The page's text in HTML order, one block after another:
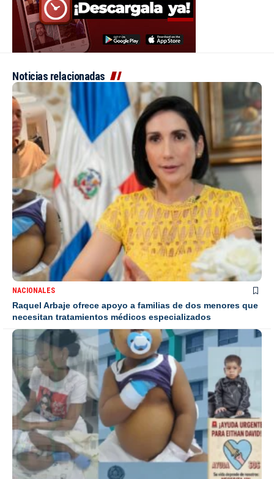
Noticias relacionadas
NACIONALES
Raquel Arbaje ofrece apoyo a familias de dos menores que
necesitan tratamientos médicos especializados